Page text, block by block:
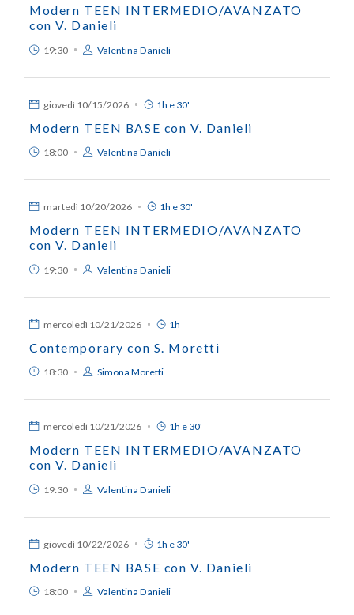
Modern TEEN INTERMEDIO/AVANZATO
con V. Danieli
19:30 Valentina Danieli
giovedì 10/15/2026 1h e 30'
Modern TEEN BASE con V. Danieli
18:00 Valentina Danieli
martedì 10/20/2026 1h e 30'
Modern TEEN INTERMEDIO/AVANZATO
con V. Danieli
19:30 Valentina Danieli
mercoledì 10/21/2026 1h
Contemporary con S. Moretti
18:30 Simona Moretti
mercoledì 10/21/2026 1h e 30'
Modern TEEN INTERMEDIO/AVANZATO
con V. Danieli
19:30 Valentina Danieli
giovedì 10/22/2026 1h e 30'
Modern TEEN BASE con V. Danieli
18:00 Valentina Danieli